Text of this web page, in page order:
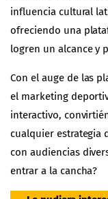
influencia cultural
ofreciendo una
logren un alcance y
Con el auge de las
el marketing
interactivo,
cualquier estrategia
con audiencias
entrar a la cancha?